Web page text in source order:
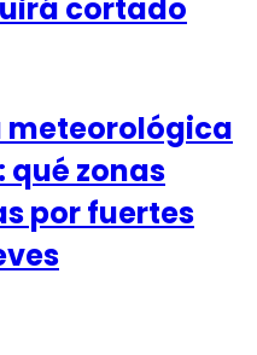
cortado
meteorológica
zonas
por fuertes